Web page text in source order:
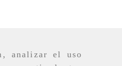
analizar el uso